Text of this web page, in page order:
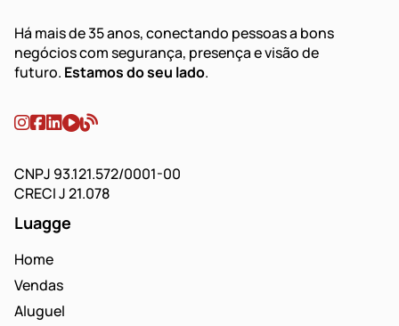
Há mais de 35 anos, conectando pessoas a bons
negócios com segurança, presença e visão de
futuro. Estamos do seu lado.
CNPJ 93.121.572/0001-00
CRECI J 21.078
Luagge
Home
Vendas
Aluguel